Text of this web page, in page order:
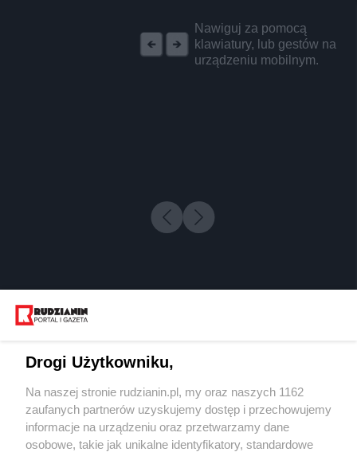
Nawiguj za pomocą
klawiatury, lub gestów na
urządzeniu mobilnym.
Wydawca mediów
Drogi Użytkowniku,
Na naszej stronie rudzianin.pl, my oraz naszych 1162
zaufanych partnerów uzyskujemy dostęp i przechowujemy
informacje na urządzeniu oraz przetwarzamy dane
osobowe, takie jak unikalne identyfikatory, standardowe